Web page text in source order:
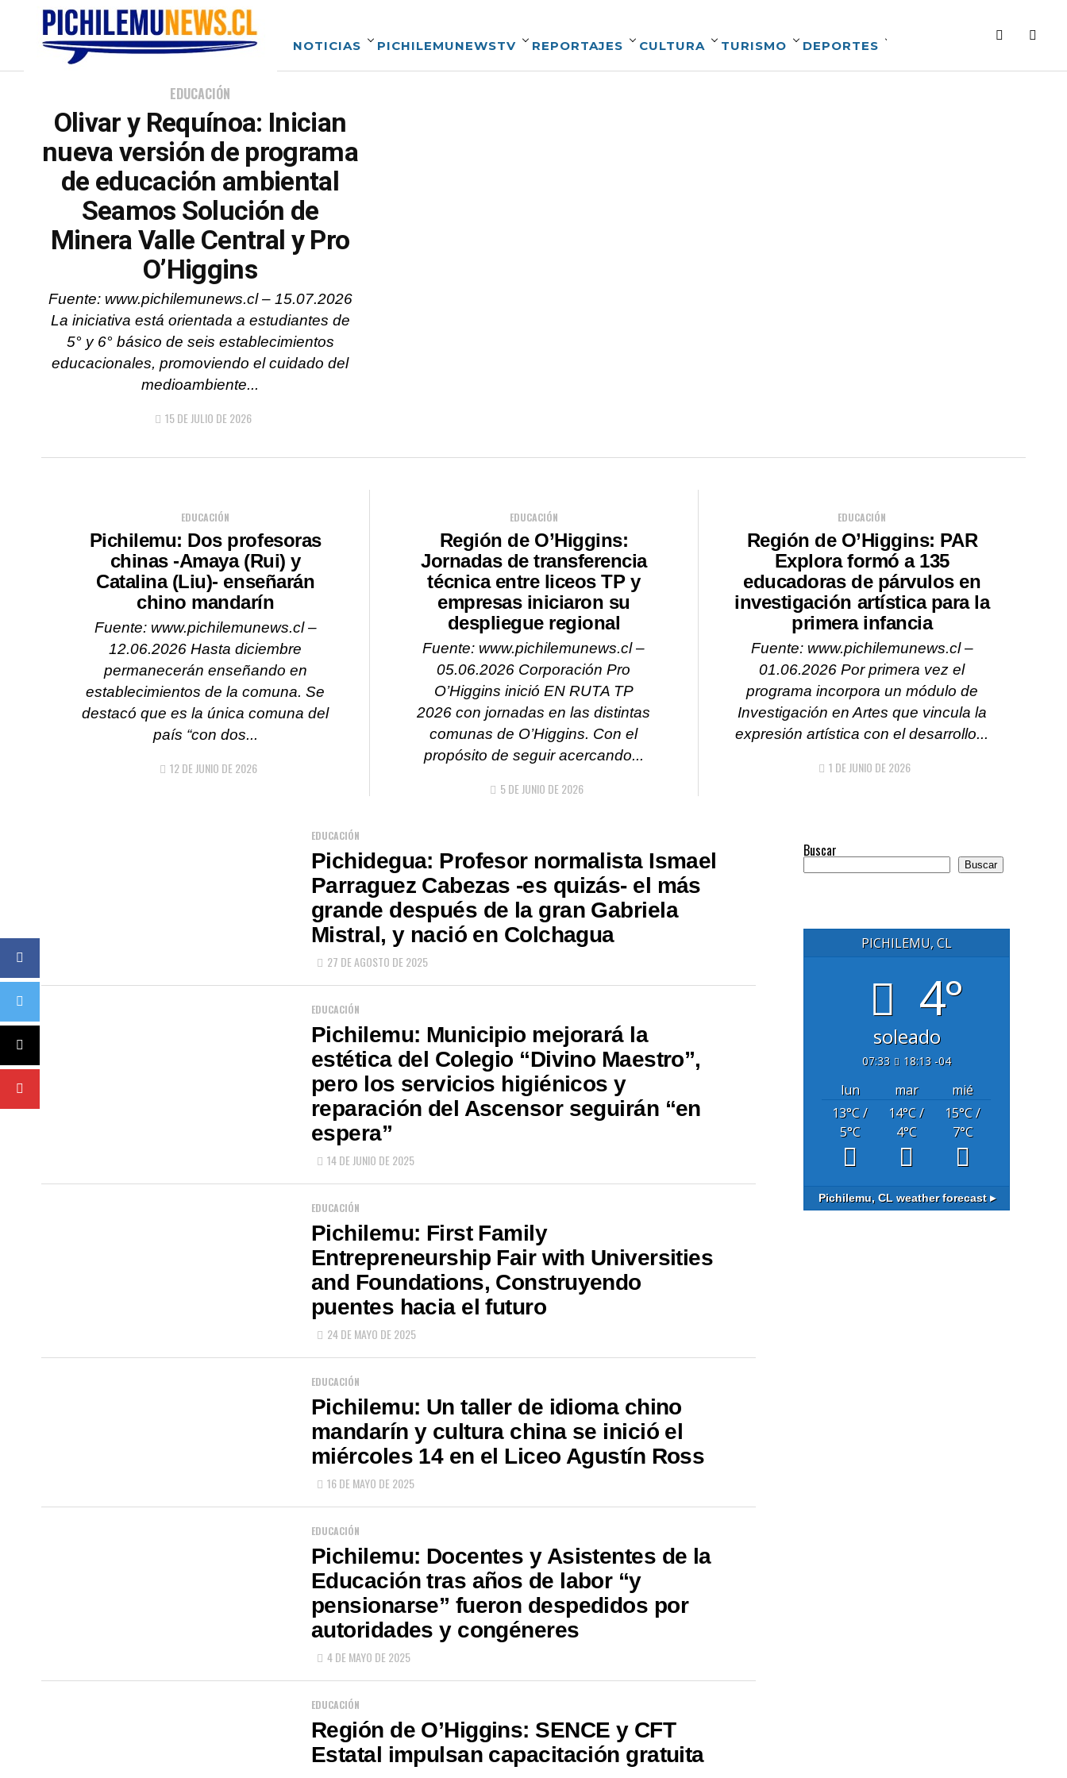
NOTICIAS PICHILEMUNEWSTV REPORTAJES CULTURA TURISMO DEPORTES
EDUCACIÓN
Olivar y Requínoa: Inician
nueva versión de programa
de educación ambiental
Seamos Solución de
Minera Valle Central y Pro
O’Higgins
Fuente: www.pichilemunews.cl – 15.07.2026
La iniciativa está orientada a estudiantes de
5° y 6° básico de seis establecimientos
educacionales, promoviendo el cuidado del
medioambiente...
15 DE JULIO DE 2026
EDUCACIÓN
Pichilemu: Dos profesoras
chinas -Amaya (Rui) y
Catalina (Liu)- enseñarán
chino mandarín
Fuente: www.pichilemunews.cl –
12.06.2026 Hasta diciembre
permanecerán enseñando en
establecimientos de la comuna. Se
destacó que es la única comuna del
país “con dos...
12 DE JUNIO DE 2026
EDUCACIÓN
Región de O’Higgins:
Jornadas de transferencia
técnica entre liceos TP y
empresas iniciaron su
despliegue regional
Fuente: www.pichilemunews.cl –
05.06.2026 Corporación Pro
O’Higgins inició EN RUTA TP
2026 con jornadas en las distintas
comunas de O’Higgins. Con el
propósito de seguir acercando...
5 DE JUNIO DE 2026
EDUCACIÓN
Región de O’Higgins: PAR
Explora formó a 135
educadoras de párvulos en
investigación artística para la
primera infancia
Fuente: www.pichilemunews.cl –
01.06.2026 Por primera vez el
programa incorpora un módulo de
Investigación en Artes que vincula la
expresión artística con el desarrollo...
1 DE JUNIO DE 2026
EDUCACIÓN
Pichidegua: Profesor normalista Ismael
Parraguez Cabezas -es quizás- el más
grande después de la gran Gabriela
Mistral, y nació en Colchagua
27 DE AGOSTO DE 2025
EDUCACIÓN
Pichilemu: Municipio mejorará la
estética del Colegio “Divino Maestro”,
pero los servicios higiénicos y
reparación del Ascensor seguirán “en
espera”
14 DE JUNIO DE 2025
EDUCACIÓN
Pichilemu: First Family
Entrepreneurship Fair with Universities
and Foundations, Construyendo
puentes hacia el futuro
24 DE MAYO DE 2025
EDUCACIÓN
Pichilemu: Un taller de idioma chino
mandarín y cultura china se inició el
miércoles 14 en el Liceo Agustín Ross
16 DE MAYO DE 2025
EDUCACIÓN
Pichilemu: Docentes y Asistentes de la
Educación tras años de labor “y
pensionarse” fueron despedidos por
autoridades y congéneres
4 DE MAYO DE 2025
EDUCACIÓN
Región de O’Higgins: SENCE y CFT
Estatal impulsan capacitación gratuita
Buscar
Buscar
PICHILEMU, CL
4°
soleado
07:33 18:13 -04
lun mar
mié
13°C/
5°C
14°C/
4°C
15°C/
7°C
Pichilemu, CL weather forecast ▸